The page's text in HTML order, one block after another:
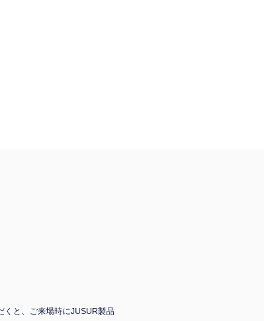
と、ご来場時にJUSUR製品